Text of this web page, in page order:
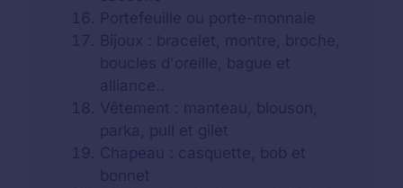
Portefeuille ou porte-monnaie
Bijoux : bracelet, montre, broche,
boucles d'oreille, bague et
alliance..
Vêtement : manteau, blouson,
parka, pull et gilet
Chapeau : casquette, bob et
bonnet